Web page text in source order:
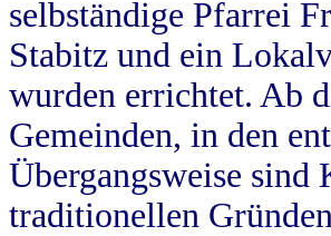
selbständige Pfarrei
Stabitz und ein
wurden errichtet. Ab
Gemeinden, in den
Übergangsweise sind
traditionellen